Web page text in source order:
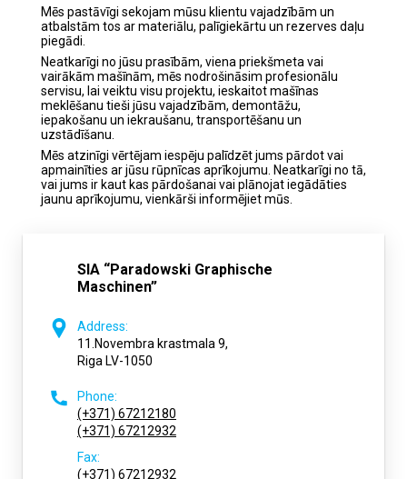
Mēs pastāvīgi sekojam mūsu klientu vajadzībām un
atbalstām tos ar materiālu, palīgiekārtu un rezerves daļu
piegādi.
Neatkarīgi no jūsu prasībām, viena priekšmeta vai
vairākām mašīnām, mēs nodrošināsim profesionālu
servisu, lai veiktu visu projektu, ieskaitot mašīnas
meklēšanu tieši jūsu vajadzībām, demontāžu,
iepakošanu un iekraušanu, transportēšanu un
uzstādīšanu.
Mēs atzinīgi vērtējam iespēju palīdzēt jums pārdot vai
apmainīties ar jūsu rūpnīcas aprīkojumu. Neatkarīgi no tā,
vai jums ir kaut kas pārdošanai vai plānojat iegādāties
jaunu aprīkojumu, vienkārši informējiet mūs.
SIA “Paradowski Graphische
Maschinen”
Address:
11.Novembra krastmala 9,
Riga LV-1050
Phone:
(+371) 67212180
(+371) 67212932
Fax:
(+371) 67212932